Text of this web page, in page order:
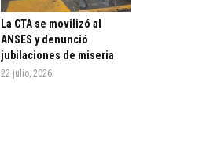
La CTA se movilizó al
ANSES y denunció
jubilaciones de miseria
22 julio, 2026